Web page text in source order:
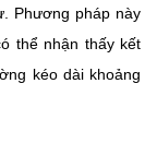
Phương pháp này
thể nhận thấy kết
kéo dài khoảng